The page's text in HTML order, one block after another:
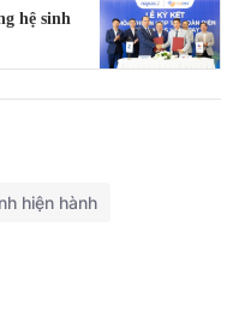
hệ sinh
hiện hành